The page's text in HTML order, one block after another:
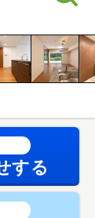
する